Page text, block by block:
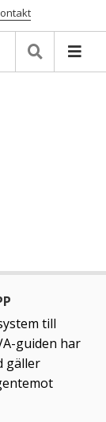
till
guiden har
gäller